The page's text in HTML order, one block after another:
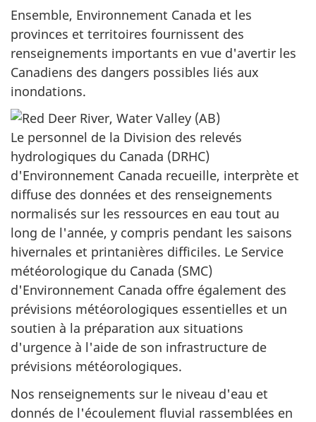
Ensemble, Environnement Canada et les
provinces et territoires fournissent des
renseignements importants en vue d'avertir les
Canadiens des dangers possibles liés aux
inondations.
Le personnel de la Division des relevés
hydrologiques du Canada (DRHC)
d'Environnement Canada recueille, interprète et
diffuse des données et des renseignements
normalisés sur les ressources en eau tout au
long de l'année, y compris pendant les saisons
hivernales et printanières difficiles. Le Service
météorologique du Canada (SMC)
d'Environnement Canada offre également des
prévisions météorologiques essentielles et un
soutien à la préparation aux situations
d'urgence à l'aide de son infrastructure de
prévisions météorologiques.
Nos renseignements sur le niveau d'eau et
donnés de l'écoulement fluvial rassemblées en